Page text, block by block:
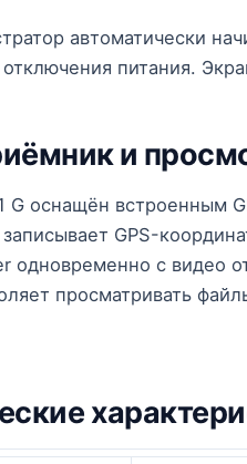
автоматически
питания.
и
G оснащён встроенным
записывает GPS-
одновременно с видео
просматривать